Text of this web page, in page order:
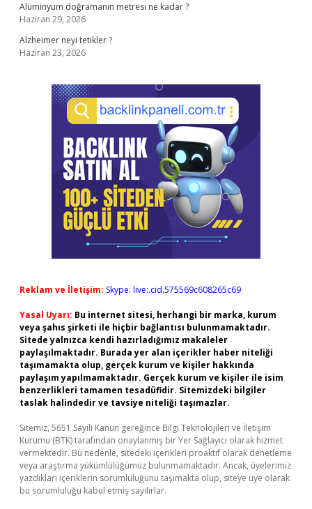
Alüminyum doğramanın metresi ne kadar ?
Haziran 29, 2026
Alzheimer neyi tetikler ?
Haziran 23, 2026
Reklam ve İletişim: Skype: live:.cid.575569c608265c69
Yasal Uyarı: Bu internet sitesi, herhangi bir marka, kurum
veya şahıs şirketi ile hiçbir bağlantısı bulunmamaktadır.
Sitede yalnızca kendi hazırladığımız makaleler
paylaşılmaktadır. Burada yer alan içerikler haber niteliği
taşımamakta olup, gerçek kurum ve kişiler hakkında
paylaşım yapılmamaktadır. Gerçek kurum ve kişiler ile isim
benzerlikleri tamamen tesadüfidir. Sitemizdeki bilgiler
taslak halindedir ve tavsiye niteliği taşımazlar.
Sitemiz, 5651 Sayılı Kanun gereğince Bilgi Teknolojileri ve İletişim
Kurumu (BTK) tarafından onaylanmış bir Yer Sağlayıcı olarak hizmet
vermektedir. Bu nedenle, sitedeki içerikleri proaktif olarak denetleme
veya araştırma yükümlülüğümüz bulunmamaktadır. Ancak, üyelerimiz
yazdıkları içeriklerin sorumluluğunu taşımakta olup, siteye üye olarak
bu sorumluluğu kabul etmiş sayılırlar.